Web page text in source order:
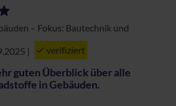
– Fokus: Bautechnik und
| verifiziert
guten Überblick über alle
in Gebäuden.